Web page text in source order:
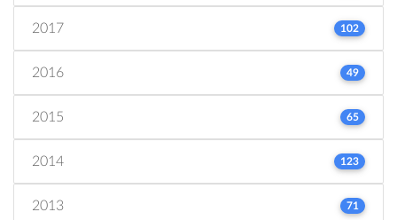
2017 102
2016 49
2015 65
2014 123
2013 71